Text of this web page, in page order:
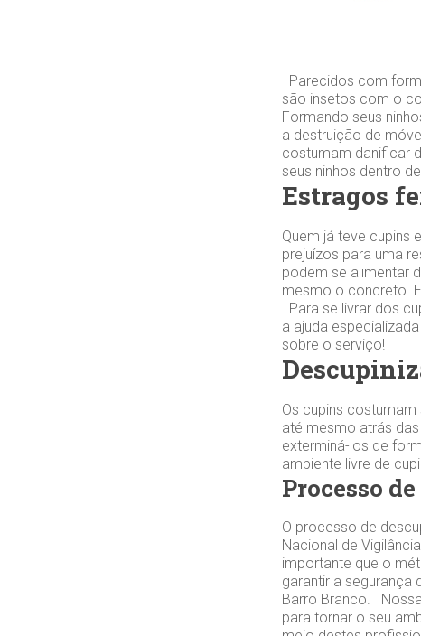
Parecidos com
são insetos com o
Formando seus
a destruição de
costumam danificar
seus ninhos dentro
Estragos
Quem já teve cupins
prejuízos para uma
podem se alimentar
mesmo o concreto.
Para se livrar dos
a ajuda
sobre o serviço!
Os cupins
até mesmo atrás
exterminá-los de
ambiente livre de
Processo
O processo de
Nacional de
importante que o
garantir a segurança
Barro Branco.
para tornar o seu